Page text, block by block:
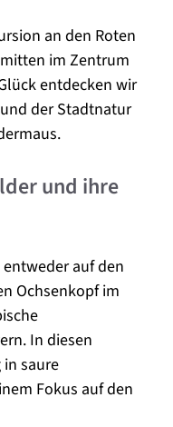
an den Roten
im Zentrum
entdecken wir
der Stadtnatur
und ihre
auf den
Ochsenkopf im
In diesen
saure
Fokus auf den